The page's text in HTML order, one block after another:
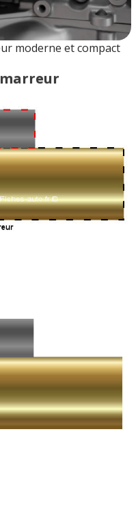
moderne et compact